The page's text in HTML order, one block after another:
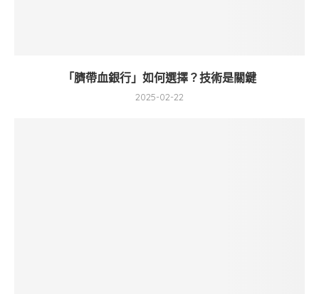
「臍帶血銀行」如何選擇？技術是關鍵
2025-02-22